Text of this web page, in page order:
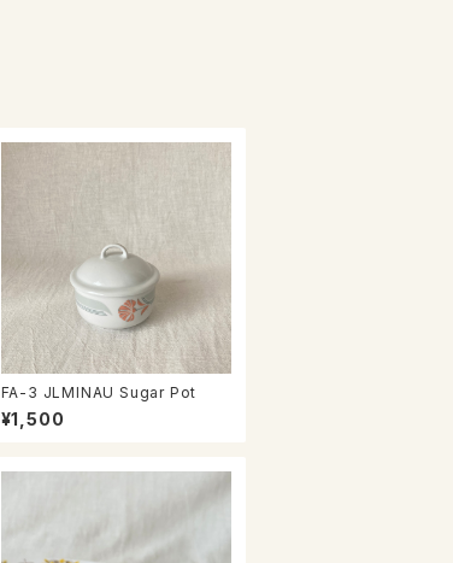
FA-3 JLMINAU Sugar Pot
¥1,500